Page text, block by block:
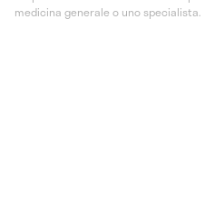
medicina generale o uno specialista.